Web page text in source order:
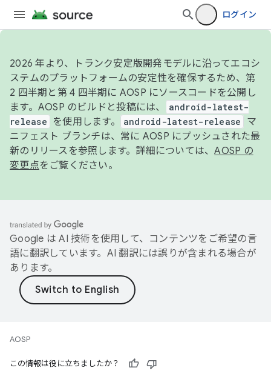
ログイン
2026 年より、トランク安定版開発モデルに沿ってエコシ
ステムのプラットフォームの安定性を確保するため、第
2 四半期と第 4 四半期に AOSP にソースコードを公開し
ます。AOSP のビルドと投稿には、
android-latest-
release
を使用します。 android-latest-release
マ
ニフェスト ブランチは、常に AOSP にプッシュされた最
新のリリースを参照します。詳細については、AOSP の
変更点をご覧ください。
Google は AI 技術を使用して、コンテンツをご希望の言
語に翻訳しています。AI 翻訳には誤りが含まれる場合が
あります。
AOSP
この情報は役に立ちましたか？